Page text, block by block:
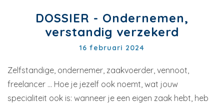
DOSSIER - Ondernemen,
verstandig verzekerd
16 februari 2024
Zelfstandige, ondernemer, zaakvoerder, vennoot,
freelancer … Hoe je jezelf ook noemt, wat jouw
specialiteit ook is: wanneer je een eigen zaak hebt, heb